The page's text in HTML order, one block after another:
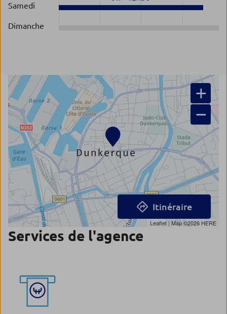
Samedi
Dimanche
+
−
Leaflet | Map ©2026 HERE
Itinéraire
Services de l'agence